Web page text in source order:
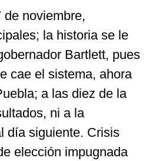
de noviembre,
la historia se le
Bartlett, pues
cae el sistema, ahora
a las diez de la
ni a la
día siguiente. Crisis
elección impugnada